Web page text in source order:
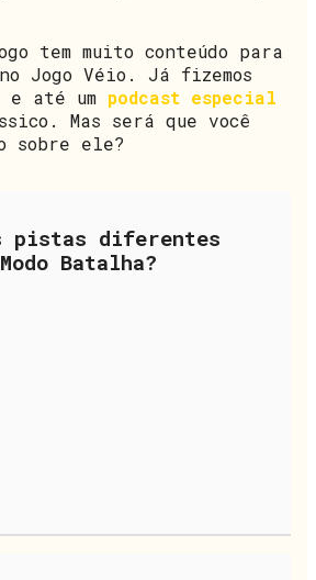
tem muito conteúdo para
Jogo Véio. Já fizemos
e até um podcast especial
Mas será que você
sobre ele?
pistas diferentes
Batalha?